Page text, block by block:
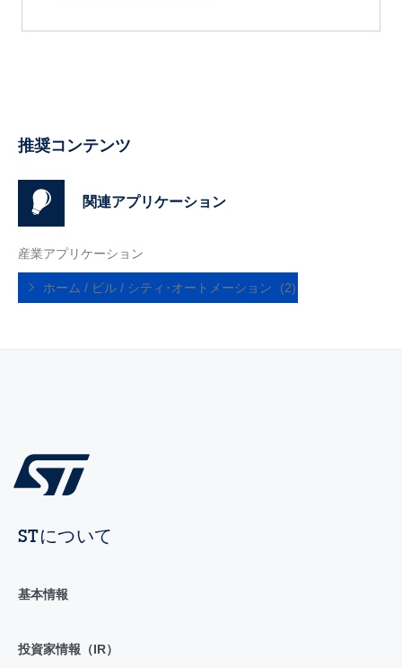
推奨コンテンツ
関連アプリケーション
産業アプリケーション
ホーム / ビル / シティ･オートメーション (2)
STについて
基本情報
投資家情報（IR）